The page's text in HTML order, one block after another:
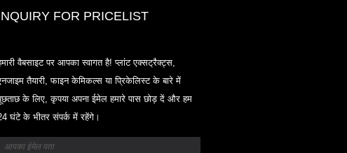
FOR PRICELIST
वैबसाइट पर आपका स्वागत है! प्लांट एक्सट्रैक्ट्स,
तैयारी, फाइन केमिकल्स या प्रिकेलिस्ट के बारे में
के लिए, कृपया अपना ईमेल हमारे पास छोड़ दें और हम
घंटे के भीतर संपर्क में रहेंगे।